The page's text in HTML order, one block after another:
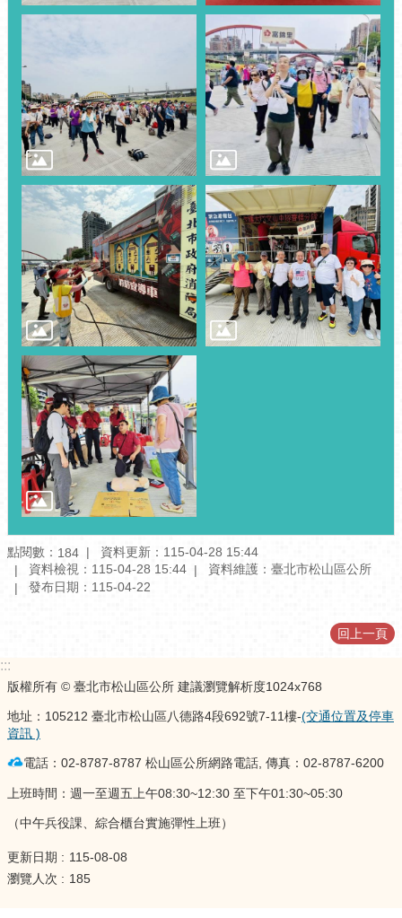
觀
網
網
相
連
申
件-
台
北
服
務
通
無
障
礙
專
區
統
資
料
專
料
專
區
個
人
料
護
專
點閱數： 184
資料更新：115-04-28 15:44
資料檢視：115-04-28 15:44
資料維護：臺北市松山區公所
發布日期：115-04-22
回上一頁
:::
版權所有 © 臺北市松山區公所 建議瀏覽解析度1024x768
地址：105212 臺北市松山區八德路4段692號7-11樓-(交通位置及停車
資訊 )
電話：02-8787-8787 松山區公所網路電話, 傳真：02-8787-6200
上班時間：週一至週五上午08:30~12:30 至下午01:30~05:30
（中午兵役課、綜合櫃台實施彈性上班）
更新日期
115-08-08
瀏覽人次
185